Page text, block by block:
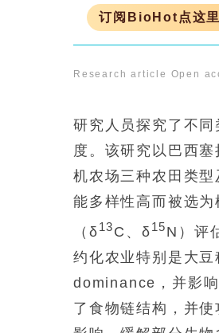
订阅BioHot点这里
Research article Open
研究人员探究了不
度。该研究以巴西
机农场三种农田类
能多样性高而被选
（δ13C、δ15N）评
约化农业特别是大
dominance，并影
了食物链结构，并